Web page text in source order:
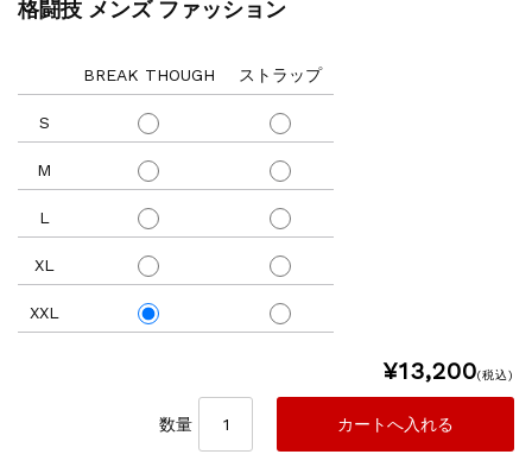
格闘技 メンズ ファッション
S
M
L
XL
XXL
BREAK THOUGH ストラップ
¥13,200(税込)
数量